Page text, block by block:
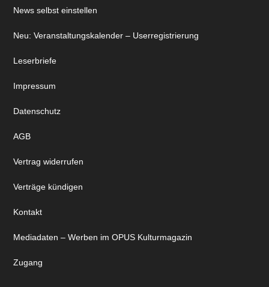
News selbst einstellen
Neu: Veranstaltungskalender – Userregistrierung
Leserbriefe
Impressum
Datenschutz
AGB
Vertrag widerrufen
Verträge kündigen
Kontakt
Mediadaten – Werben im OPUS Kulturmagazin
Zugang